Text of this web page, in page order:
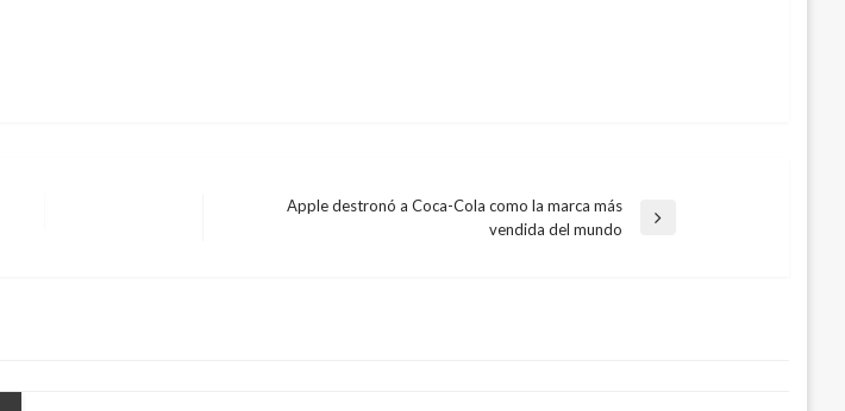
Apple destronó a Coca-Cola como la marca más
vendida del mundo